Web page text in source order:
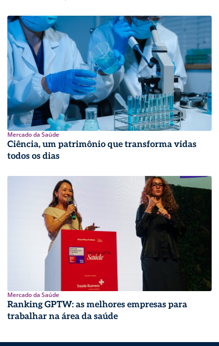
Mercado da Saúde
Ciência, um patrimônio que transforma vidas
todos os dias
Mercado da Saúde
Ranking GPTW: as melhores empresas para
trabalhar na área da saúde